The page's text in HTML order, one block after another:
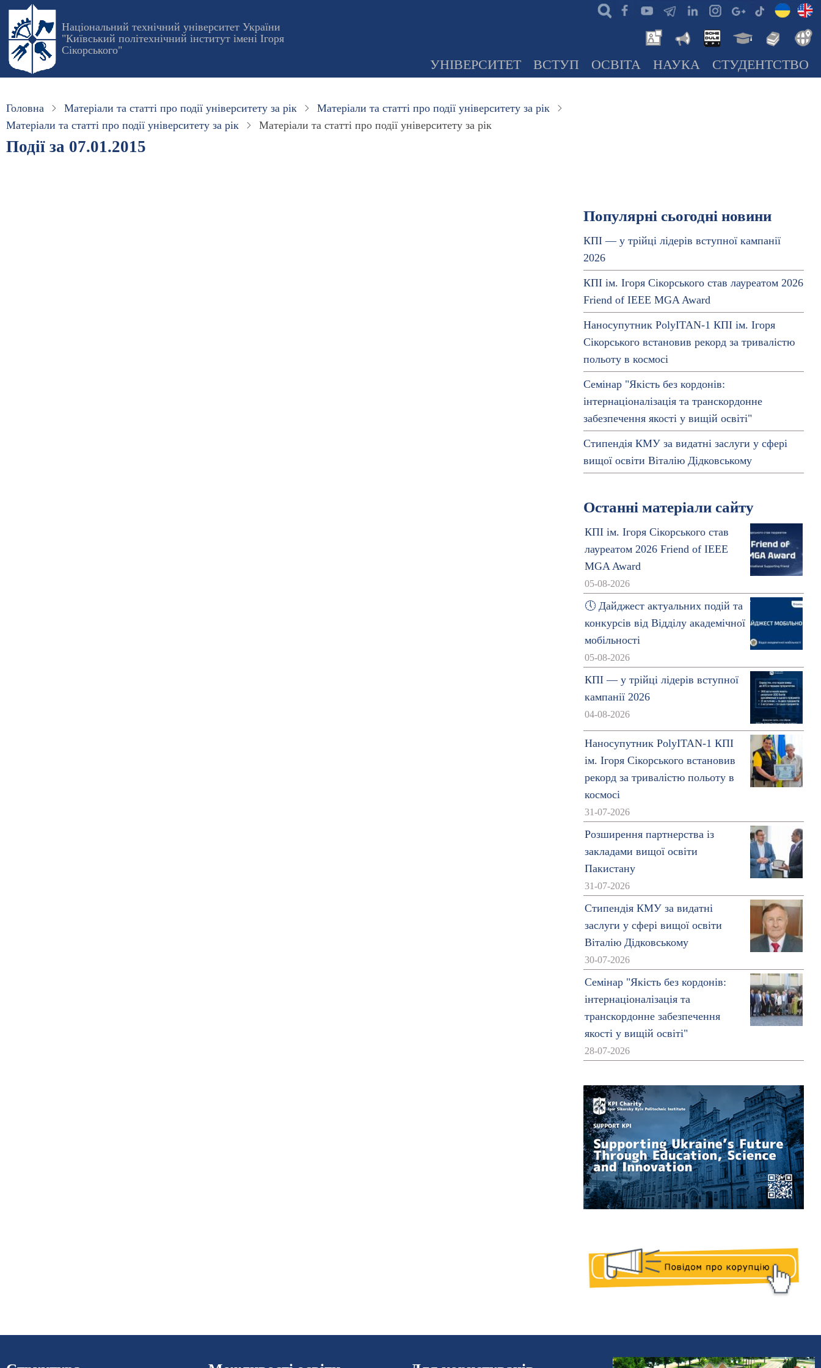
Перейти
основного
вмісту
Національний технічний університет України
"Київський політехнічний інститут імені Ігоря
Сікорського"
УНІВЕРСИТЕТ ВСТУП ОСВІТА НАУКА СТУДЕНТСТВО
Головна Матеріали та статті про події університету за рік
Матеріали та статті про події університету за рік
Матеріали та статті про події університету за рік
Матеріали та статті про події університету за рік
Події за 07.01.2015
Популярні сьогодні новини
КПІ — у трійці лідерів вступної кампанії
2026
КПІ ім. Ігоря Сікорського став лауреатом 2026
Friend of IEEE MGA Award
Наносупутник PolyITAN-1 КПІ ім. Ігоря
Сікорського встановив рекорд за тривалістю
польоту в космосі
Семінар "Якість без кордонів:
інтернаціоналізація та транскордонне
забезпечення якості у вищій освіті"
Стипендія КМУ за видатні заслуги у сфері
вищої освіти Віталію Дідковському
Останні матеріали сайту
КПІ ім. Ігоря Сікорського став
лауреатом 2026 Friend of IEEE
MGA Award
05-08-2026
🕔 Дайджест актуальних подій та
конкурсів від Відділу академічної
мобільності
05-08-2026
КПІ — у трійці лідерів вступної
кампанії 2026
04-08-2026
Наносупутник PolyITAN-1 КПІ
ім. Ігоря Сікорського встановив
рекорд за тривалістю польоту в
космосі
31-07-2026
Розширення партнерства із
закладами вищої освіти
Пакистану
31-07-2026
Стипендія КМУ за видатні
заслуги у сфері вищої освіти
Віталію Дідковському
30-07-2026
Семінар "Якість без кордонів:
інтернаціоналізація та
транскордонне забезпечення
якості у вищій освіті"
28-07-2026